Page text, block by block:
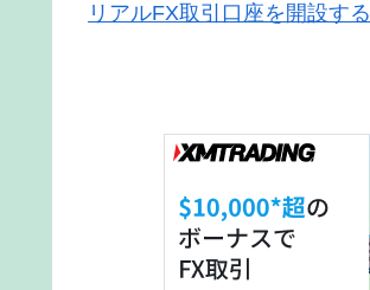
リアルFX取引口座を開設する